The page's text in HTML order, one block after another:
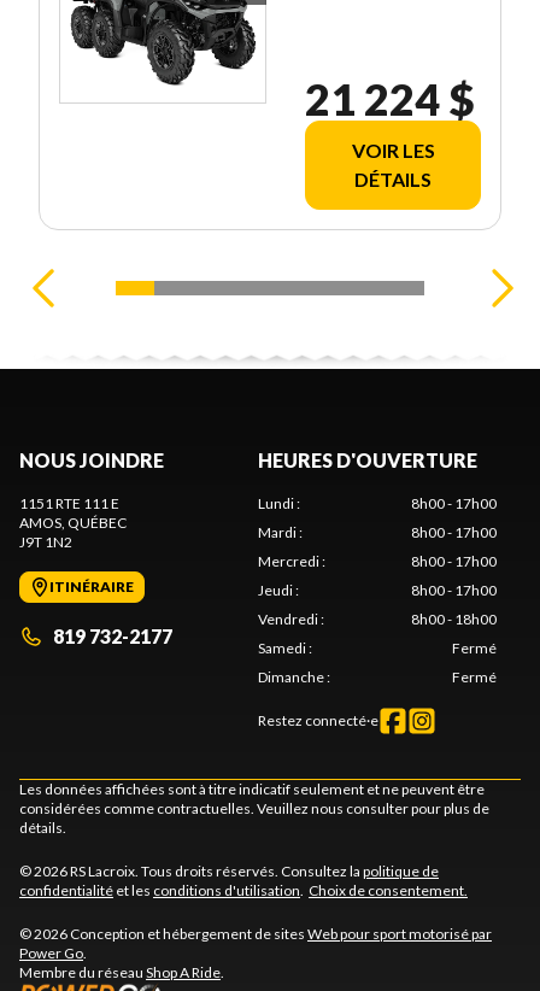
21 224 $
VOIR LES
DÉTAILS
NOUS JOINDRE
1151 RTE 111 E
AMOS , QUÉBEC
J9T 1N2
ITINÉRAIRE
819 732-2177
HEURES D'OUVERTURE
Lundi:
8h00 - 17h00
Mardi:
8h00 - 17h00
Mercredi:
8h00 - 17h00
Jeudi:
8h00 - 17h00
Vendredi:
8h00 - 18h00
Samedi:
Fermé
Dimanche: Fermé
Restez connecté·e
Les données affichées sont à titre indicatif seulement et ne peuvent être
considérées comme contractuelles. Veuillez nous consulter pour plus de
détails.
© 2026 RS Lacroix. Tous droits réservés. Consultez la politique de
confidentialité et les conditions d'utilisation Choix de consentement.
© 2026 Conception et hébergement de sites Web pour sport motorisé par
Power Go
Membre du réseau Shop A Ride